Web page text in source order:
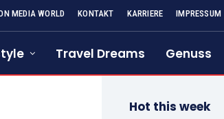
MEDIA WORLD KONTAKT KARRIERE IMPRESSUM
Travel Dreams Genuss
Hot this week